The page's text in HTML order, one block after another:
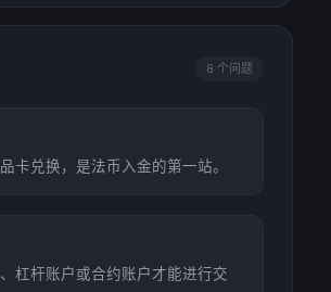
8 个问题
卡兑换，是法币入金的第一站。
杠杆账户或合约账户才能进行交